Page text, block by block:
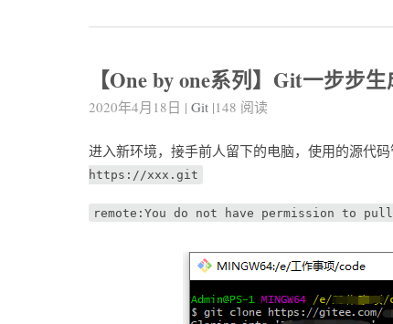
【One by one系列】Git一步步
2020年4月18日 | Git |148 阅读
进入新环境，接手前人留下的电脑，使用的源代
https://xxx.git
remote:You do not have permission to